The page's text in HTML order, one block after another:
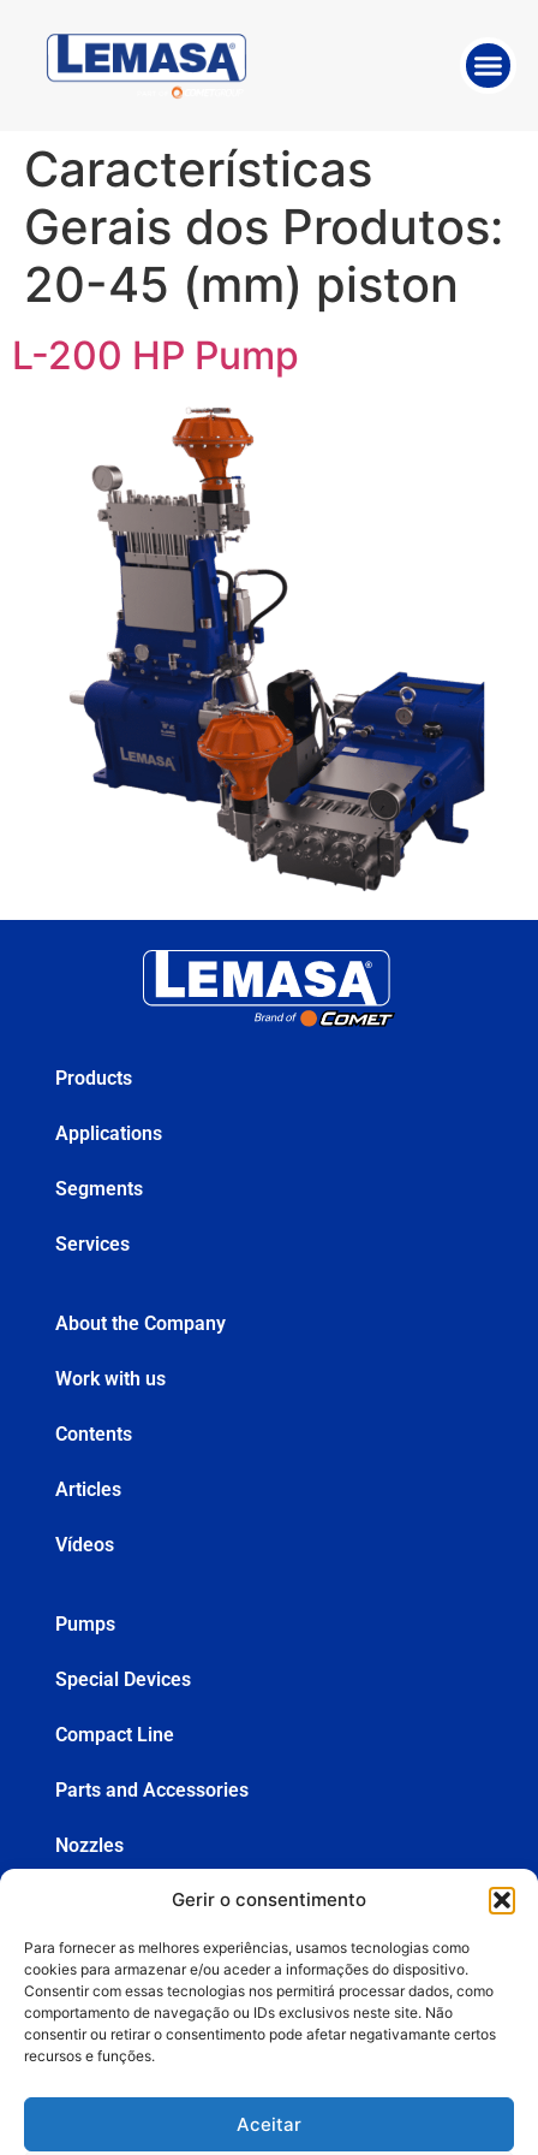
Gerir o consentimento
Para fornecer as melhores experiências, usamos tecnologias como
cookies para armazenar e/ou aceder a informações do dispositivo.
Consentir com essas tecnologias nos permitirá processar dados, como
comportamento de navegação ou IDs exclusivos neste site. Não
consentir ou retirar o consentimento pode afetar negativamante certos
recursos e funções.
Aceitar
Características
Gerais dos Produtos:
20-45 (mm) piston
L-200 HP Pump
Products
Applications
Segments
Services
About the Company
Work with us
Contents
Articles
Vídeos
Pumps
Special Devices
Compact Line
Parts and Accessories
Nozzles
Spray Guns
+55 (19) 3936-8555
lemasa@lemasa.com.br